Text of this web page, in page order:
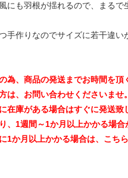
にも羽根が揺れるので、まるで
手作りなのでサイズに若干違
為、商品の発送までお時間を頂
は、お問い合わせくださいませ。
在庫がある場合はすぐに発送致
、1週間～1か月以上かかる場合
1か月以上かかる場合は、こちら